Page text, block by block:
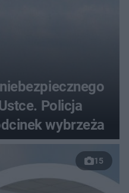
Policja
wybrzeża
15